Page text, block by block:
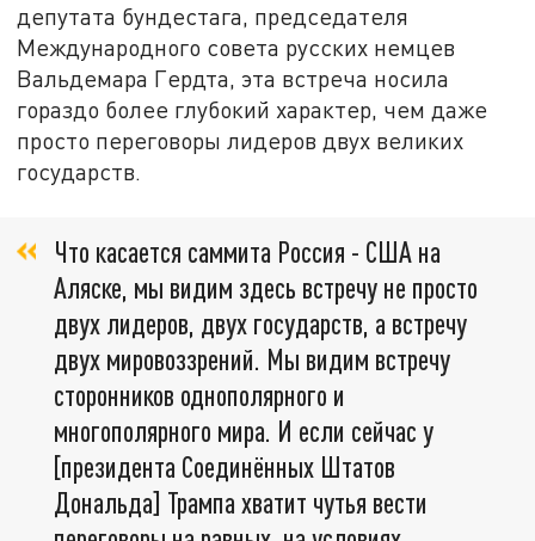
депутата бундестага, председателя
Международного совета русских немцев
Вальдемара Гердта, эта встреча носила
гораздо более глубокий характер, чем даже
просто переговоры лидеров двух великих
государств.
Что касается саммита Россия - США на
Аляске, мы видим здесь встречу не просто
двух лидеров, двух государств, а встречу
двух мировоззрений. Мы видим встречу
сторонников однополярного и
многополярного мира. И если сейчас у
[президента Соединённых Штатов
Дональда] Трампа хватит чутья вести